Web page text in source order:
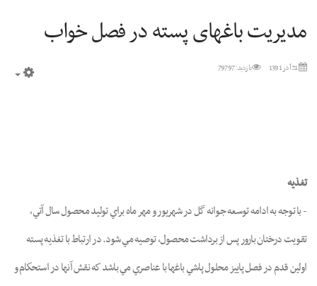
مديريت باغهای پسته در فصل خواب
21 آذر 1391 بازدید: 79797
تغذيه
- با توجه به ادامه توسعه جوانه گل در شهريور و مهر ماه براي توليد محصول سال آتي،
تقويت درختان بارور پس از برداشت محصول، توصيه مي شود. در ارتباط با تغذيه پسته
اولين قدم در فصل پاييز محلول پاشي باغها با عناصري مي باشد كه نقش آنها در استحكام و